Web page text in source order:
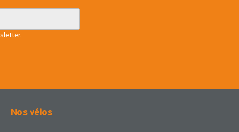
Nos vélos